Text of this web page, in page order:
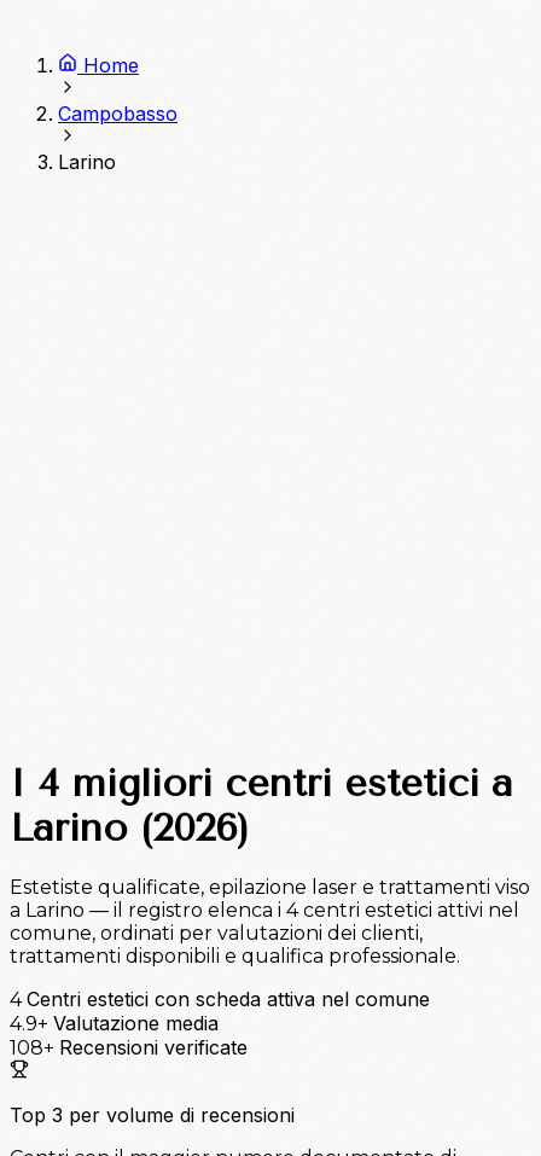
Home
Campobasso
Larino
I 4 migliori centri estetici a
Larino (2026)
Estetiste qualificate, epilazione laser e trattamenti viso
a Larino — il registro elenca i 4 centri estetici attivi nel
comune, ordinati per valutazioni dei clienti,
trattamenti disponibili e qualifica professionale.
4 Centri estetici con scheda attiva nel comune
4.9+ Valutazione media
108+ Recensioni verificate
Top 3 per volume di recensioni